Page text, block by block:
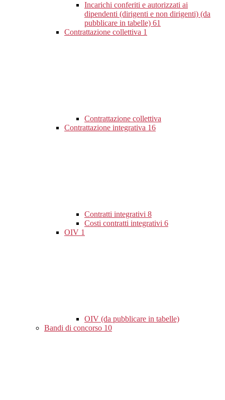
Incarichi conferiti e autorizzati ai
dipendenti (dirigenti e non dirigenti) (da
pubblicare in tabelle) 61
Contrattazione collettiva 1
Contrattazione collettiva
Contrattazione integrativa 16
Contratti integrativi 8
Costi contratti integrativi 6
OIV 1
OIV (da pubblicare in tabelle)
Bandi di concorso 10